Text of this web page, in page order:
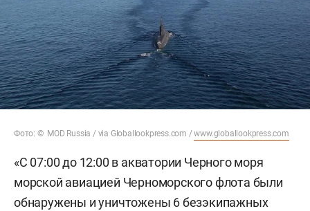
Фото: © MOD Russia / via Globallookpress.com /www.globallookpress.com
«С 07:00 до 12:00 в акватории Черного моря
морской авиацией Черноморского флота были
обнаружены и уничтожены 6 безэкипажных